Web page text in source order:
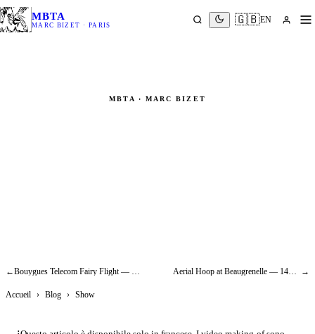
MBTA
MARC BIZET · PARIS 🇬🇧EN
MBTA · MARC BIZET
← Aerial Hoop at Beaugrenelle — 14m Suspended Bridge, Paris Christmas Event →
Accueil › Blog › Show